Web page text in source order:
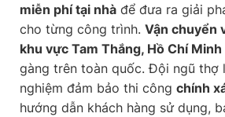
miễn phí tại nhà để đưa ra giải
cho từng công trình. Vận chuyển
khu vực Tam Thắng, Hồ Chí Minh
gàng trên toàn quốc. Đội ngũ thợ
nghiệm đảm bảo thi công chính
hướng dẫn khách hàng sử dụng,